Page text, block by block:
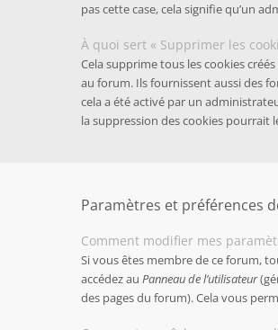
pas cette case, cela signifie qu’un
À quoi sert « Supprimer les
Cela supprime tous les cookies
au forum. Ils fournissent aussi des
cela a été activé par un
la suppression des cookies pourrait
Paramètres et préférences
Comment modifier mes
Si vous êtes membre de ce forum,
accédez au Panneau de l’utilisateur
des pages du forum). Cela vous